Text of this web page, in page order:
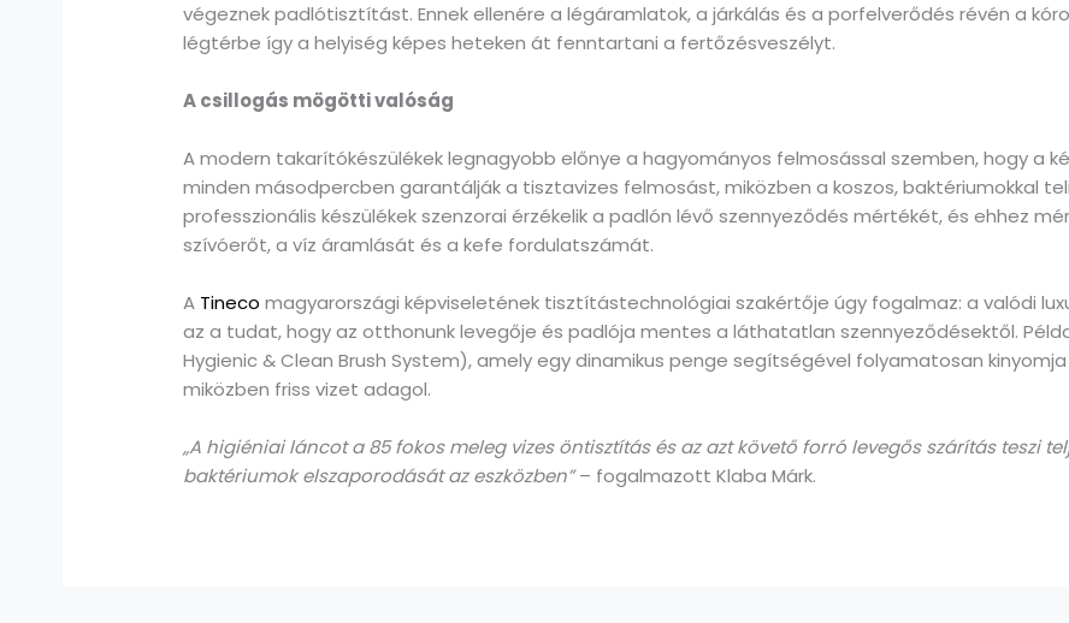
végeznek padlótisztítást. Ennek ellenére a légáramlatok, a járkálás és a porfelverődés révén a
légtérbe így a helyiség képes heteken át fenntartani a fertőzésveszélyt.
A csillogás mögötti valóság
A modern takarítókészülékek legnagyobb előnye a hagyományos felmosással szemben, hogy a
minden másodpercben garantálják a tisztavizes felmosást, miközben a koszos, baktériumokkal
professzionális készülékek szenzorai érzékelik a padlón lévő szennyeződés mértékét, és ehhez
szívóerőt, a víz áramlását és a kefe fordulatszámát.
A Tineco magyarországi képviseletének tisztítástechnológiai szakértője úgy fogalmaz: a valódi
az a tudat, hogy az otthonunk levegője és padlója mentes a láthatatlan szennyeződésektől.
Hygienic & Clean Brush System), amely egy dinamikus penge segítségével folyamatosan
miközben friss vizet adagol.
„A higiéniai láncot a 85 fokos meleg vizes öntisztítás és az azt követő forró levegős szárítás teszi
baktériumok elszaporodását az eszközben”– fogalmazott Klaba Márk.